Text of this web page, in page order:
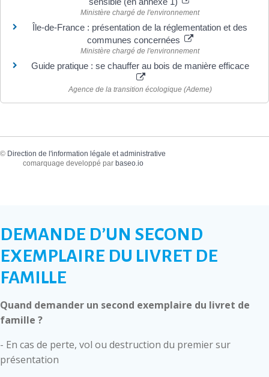
Ministère chargé de l'environnement
Île-de-France : présentation de la réglementation et des
communes concernées
Ministère chargé de l'environnement
Guide pratique : se chauffer au bois de manière efficace
Agence de la transition écologique (Ademe)
© Direction de l'information légale et administrative
comarquage developpé par baseo.io
DEMANDE D’UN SECOND
EXEMPLAIRE DU LIVRET DE
FAMILLE
Quand demander un second exemplaire du livret de
famille ?
- En cas de perte, vol ou destruction du premier sur
présentation